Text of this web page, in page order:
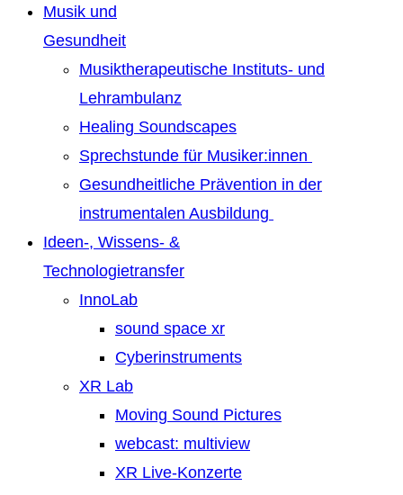
Musik und
Gesundheit
Musiktherapeutische Instituts- und
Lehrambulanz
Healing Soundscapes
Sprechstunde für Musiker:innen
Gesundheitliche Prävention in der
instrumentalen Ausbildung
Ideen-, Wissens- &
Technologietransfer
InnoLab
sound space xr
Cyberinstruments
XR Lab
Moving Sound Pictures
webcast: multiview
XR Live-Konzerte